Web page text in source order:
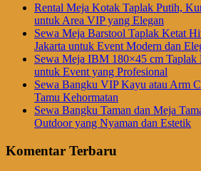
Rental Meja Kotak Taplak Putih,
untuk Area VIP yang Elegan
Sewa Meja Barstool Taplak Ketat
Jakarta untuk Event Modern dan
Sewa Meja IBM 180×45 cm
untuk Event yang Profesional
Sewa Bangku VIP Kayu atau Arm
Tamu Kehormatan
Sewa Bangku Taman dan Meja
Outdoor yang Nyaman dan Estetik
Komentar Terbaru